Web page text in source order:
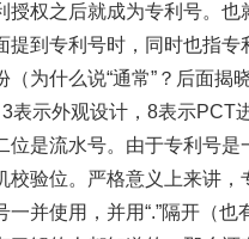
授权之后就成为专利号。
提到专利号时，同时也指
为什么说“通常”？后面揭
表示外观设计，8表示PCT
位是流水号。由于专利号
校验位。严格意义上来讲
并使用，并用“.”隔开（也